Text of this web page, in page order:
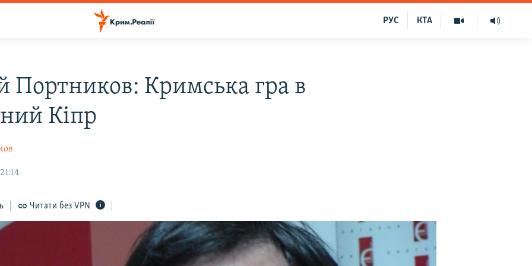
КТА
РУС
Портников: Кримська гра в
Кіпр
Читати без VPN